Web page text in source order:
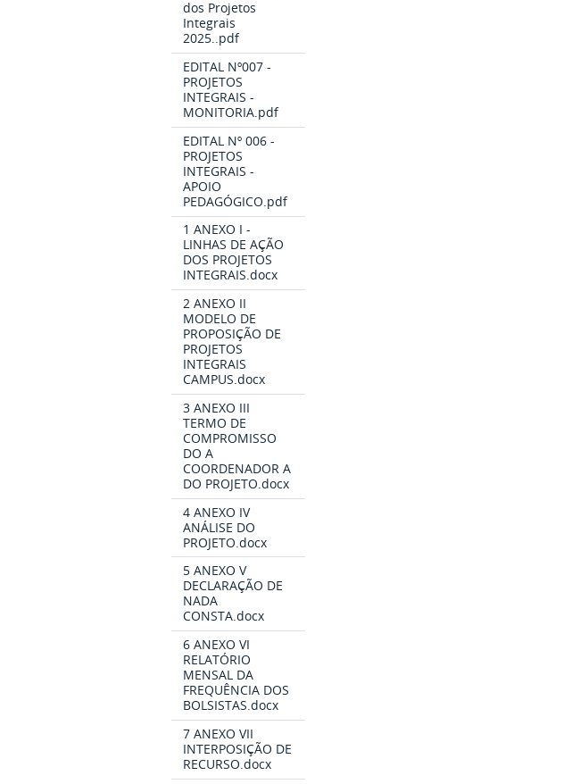
dos Projetos
Integrais
2025..pdf
EDITAL Nº007 -
PROJETOS
INTEGRAIS -
MONITORIA.pdf
EDITAL Nº 006 -
PROJETOS
INTEGRAIS -
APOIO
PEDAGÓGICO.pdf
1 ANEXO I -
LINHAS DE AÇÃO
DOS PROJETOS
INTEGRAIS.docx
2 ANEXO II
MODELO DE
PROPOSIÇÃO DE
PROJETOS
INTEGRAIS
CAMPUS.docx
3 ANEXO III
TERMO DE
COMPROMISSO
DO A
COORDENADOR A
DO PROJETO.docx
4 ANEXO IV
ANÁLISE DO
PROJETO.docx
5 ANEXO V
DECLARAÇÃO DE
NADA
CONSTA.docx
6 ANEXO VI
RELATÓRIO
MENSAL DA
FREQUÊNCIA DOS
BOLSISTAS.docx
7 ANEXO VII
INTERPOSIÇÃO DE
RECURSO.docx